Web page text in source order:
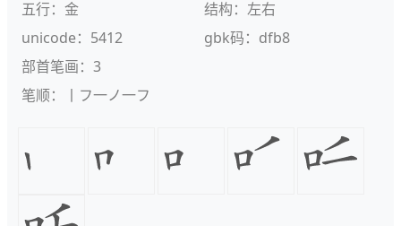
五行：金
结构：左右
unicode：5412
gbk码：dfb8
部首笔画：3
笔顺：丨フ一ノ一フ